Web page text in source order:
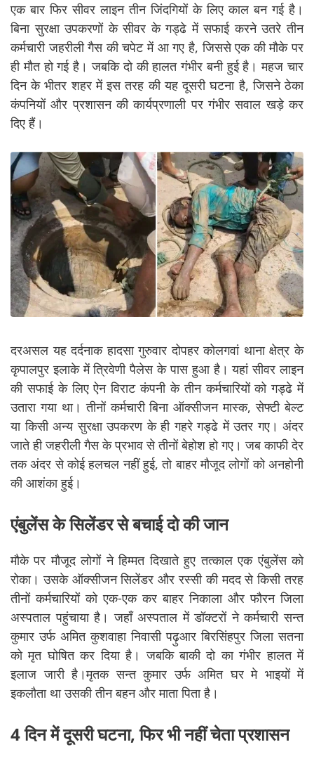
एक बार फिर सीवर लाइन तीन जिंदगियों के लिए काल बन गई है।
बिना सुरक्षा उपकरणों के सीवर के गड्ढे में सफाई करने उतरे तीन
कर्मचारी जहरीली गैस की चपेट में आ गए है, जिससे एक की मौके पर
ही मौत हो गई है। जबकि दो की हालत गंभीर बनी हुई है। महज चार
दिन के भीतर शहर में इस तरह की यह दूसरी घटना है, जिसने ठेका
कंपनियों और प्रशासन की कार्यप्रणाली पर गंभीर सवाल खड़े कर
दिए हैं।
दरअसल यह दर्दनाक हादसा गुरुवार दोपहर कोलगवां थाना क्षेत्र के
कृपालपुर इलाके में त्रिवेणी पैलेस के पास हुआ है। यहां सीवर लाइन
की सफाई के लिए ऐन विराट कंपनी के तीन कर्मचारियों को गड्ढे में
उतारा गया था। तीनों कर्मचारी बिना ऑक्सीजन मास्क, सेफ्टी बेल्ट
या किसी अन्य सुरक्षा उपकरण के ही गहरे गड्ढे में उतर गए। अंदर
जाते ही जहरीली गैस के प्रभाव से तीनों बेहोश हो गए। जब काफी देर
तक अंदर से कोई हलचल नहीं हुई, तो बाहर मौजूद लोगों को अनहोनी
की आशंका हुई।
एंबुलेंस के सिलेंडर से बचाई दो की जान
मौके पर मौजूद लोगों ने हिम्मत दिखाते हुए तत्काल एक एंबुलेंस को
रोका। उसके ऑक्सीजन सिलेंडर और रस्सी की मदद से किसी तरह
तीनों कर्मचारियों को एक-एक कर बाहर निकाला और फौरन जिला
अस्पताल पहुंचाया है। जहाँ अस्पताल में डॉक्टरों ने कर्मचारी सन्त
कुमार उर्फ अमित कुशवाहा निवासी पढ़ुआर बिरसिंहपुर जिला सतना
को मृत घोषित कर दिया है। जबकि बाकी दो का गंभीर हालत में
इलाज जारी है।मृतक सन्त कुमार उर्फ अमित घर मे भाइयों में
इकलौता था उसकी तीन बहन और माता पिता है।
4 दिन में दूसरी घटना, फिर भी नहीं चेता प्रशासन